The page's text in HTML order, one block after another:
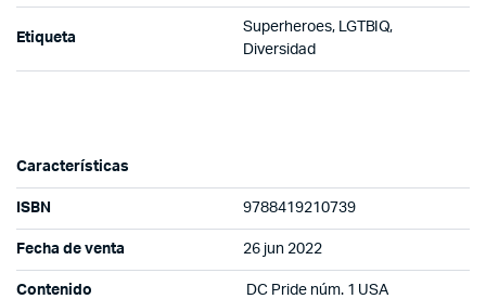
Etiqueta
Superheroes, LGTBIQ,
Diversidad
Características
ISBN 9788419210739
Fecha de venta 26 jun 2022
Contenido DC Pride núm. 1 USA